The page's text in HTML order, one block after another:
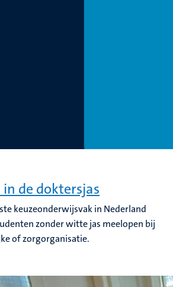
de doktersjas
keuzeonderwijsvak in Nederland
zonder witte jas meelopen bij
of zorgorganisatie.